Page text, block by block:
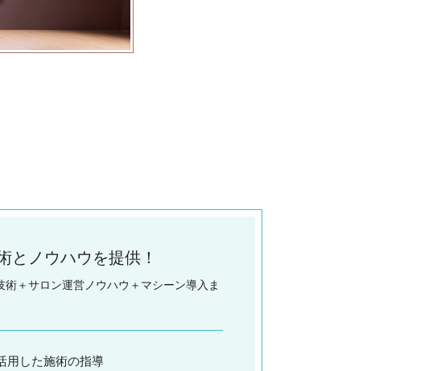
ノウハウを提供！
＋サロン運営ノウハウ＋マシーン導入ま
用した施術の指導